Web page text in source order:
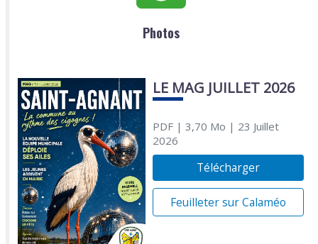
Photos
LE MAG JUILLET 2026
PDF| 3,70 Mo | 23 Juillet
2026
Télécharger
Feuilleter sur Calaméo